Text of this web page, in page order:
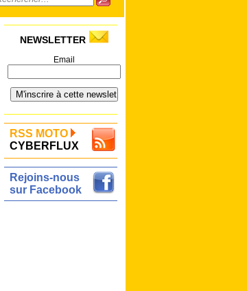
NEWSLETTER
Email
RSS MOTO
CYBERFLUX
Rejoins-nous
sur Facebook